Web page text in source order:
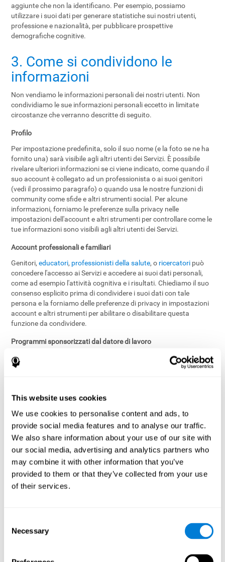
This website uses cookies
We use cookies to personalise content and ads, to
provide social media features and to analyse our traffic.
We also share information about your use of our site with
our social media, advertising and analytics partners who
may combine it with other information that you’ve
provided to them or that they’ve collected from your use
of their services.
Selection
Necessary
aggiunte che non la identificano. Per esempio, possiamo
utilizzare i suoi dati per generare statistiche sui nostri utenti,
professione e nazionalità, per pubblicare prospettive
demografiche cognitive.
3. Come si condividono le
informazioni
Non vendiamo le informazioni personali dei nostri utenti. Non
condividiamo le sue informazioni personali eccetto in limitate
circostanze che verranno descritte di seguito.
Profilo
Per impostazione predefinita, solo il suo nome (e la foto se ne ha
fornito una) sarà visibile agli altri utenti dei Servizi. È possibile
rivelare ulteriori informazioni se ci viene indicato, come quando il
suo account è collegato ad un professionista o ai suoi genitori
(vedi il prossimo paragrafo) o quando usa le nostre funzioni di
community come sfide e altri strumenti social. Per alcune
informazioni, forniamo le preferenze sulla privacy nelle
impostazioni dell'account e altri strumenti per controllare come le
tue informazioni sono visibili agli altri utenti dei Servizi.
Account professionali e familiari
Genitori,educatori, professionisti della salute, o ricercatori può
concedere l'accesso ai Servizi e accedere ai suoi dati personali,
come ad esempio l'attività cognitiva e i risultati. Chiediamo il suo
consenso esplicito prima di condividere i suoi dati con tale
persona e la forniamo delle preferenze di privacy in impostazioni
account e altri strumenti per abilitare o disabilitare questa
funzione da condividere.
Programmi sponsorizzati dal datore di lavoro
In alcuni casi, l'accesso ai Servizi può essere sponsorizzato da un
datore di lavoro, un'organizzazione, un assicuratore, un istituto
Ruoli del Titolare del trattamento dei dati
Nei programmi sponsorizzati dal datore di lavoro che operano
secondo un modello di rendicontazione aggregata:
CogniFit agisce in qualità di titolare autonomo del
trattamento dei dati personali dei singoli Utenti;
Lo Sponsor riceve solo informazioni statistiche anonime e non
agisce in qualità di responsabile del trattamento dei dati
identificabili sulle prestazioni cognitive.
Dati di registrazione dell'account (come nome, indirizzo e-mail
e identificativo del dipendente o del partecipante, ove